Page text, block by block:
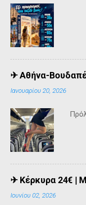
✈ Αθήνα-
Ιανουαρίου 20, 2026
✈ Κέρκυρα 24€ |
Ιουνίου 02, 2026